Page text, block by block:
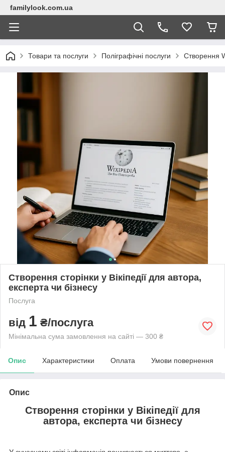
familylook.com.ua
Товари та послуги Поліграфічні послуги Створення
Створення сторінки у Вікіпедії для автора,
експерта чи бізнесу
Послуга
від 1 ₴/послуга
Мінімальна сума замовлення на сайті — 300 ₴
Опис Характеристики Оплата Умови повернення
Опис
Створення сторінки у Вікіпедії для
автора, експерта чи бізнесу